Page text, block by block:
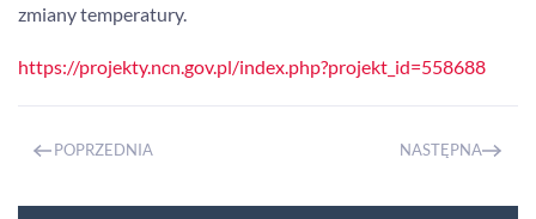
zmiany temperatury.
https://projekty.ncn.gov.pl/index.php?projekt_id=558688
POPRZEDNIA NASTĘPNA